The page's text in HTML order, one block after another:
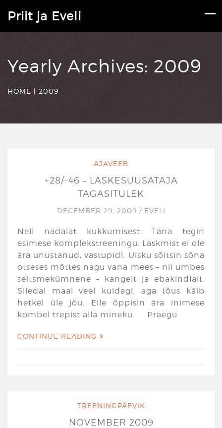
Priit ja Eveli
Yearly Archives: 2009
HOME | 2009
AJAVEEB
+28/-46 – LASKESUUSATAJA
TAGASITULEK
DECEMBER 29, 2009 / EVELI
Neli nädalat kukkumisest. Täna tegin
esimese komplekstreeningu. Laskmist ei ole
ära unustanud, vastupidi. Uisku sõitsin sõna
otseses mõttes nagu vana mees – nii umbes
seitsmekümnene – kangelt ja ebakindlalt.
Siledal maal veel kuidagi, aga tõus käib
hetkel üle jõu. Eile õppisin ära inimese
kombel trepist alla mineku. Praegu
CONTINUE READING
TREENINGPÄEVIK
NOVEMBER 2009